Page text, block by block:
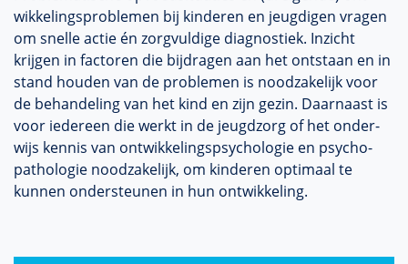
wikke­lingspro­ble­men bij kin­de­ren en jeugdigen vragen
om snelle actie én zorgvuldige diag­nos­tiek. Inzicht
krijgen in factoren die bijdragen aan het ontstaan en in
stand houden van de pro­ble­men is nood­zake­lijk voor
de behan­del­ing van het kind en zijn gezin. Daarnaast is
voor iedereen die werkt in de jeugd­zorg of het onder­
wijs kennis van ont­wikke­lingspsycho­logie en psycho­
patho­logie nood­zake­lijk, om kin­de­ren optimaal te
kunnen onder­steunen in hun ont­wikke­ling.